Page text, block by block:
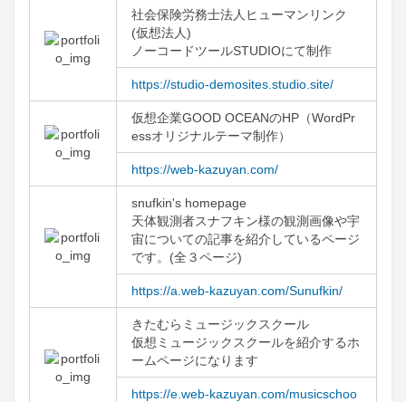
社会保険労務士法人ヒューマンリンク
(仮想法人)
ノーコードツールSTUDIOにて制作
https://studio-demosites.studio.site/
仮想企業GOOD OCEANのHP（WordPr
essオリジナルテーマ制作）
https://web-kazuyan.com/
snufkin's homepage
天体観測者スナフキン様の観測画像や宇
宙についての記事を紹介しているページ
です。(全３ページ)
https://a.web-kazuyan.com/Sunufkin/
きたむらミュージックスクール
仮想ミュージックスクールを紹介するホ
ームページになります
https://e.web-kazuyan.com/musicschoo